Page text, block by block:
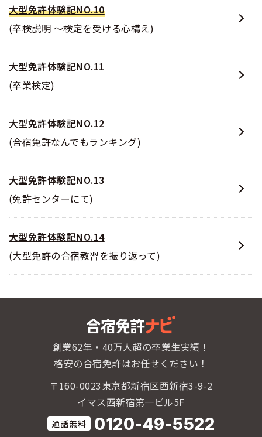
大型免許体験記NO.10
(卒検説明 ～検定を受ける心構え)
大型免許体験記NO.11
(卒業検定)
大型免許体験記NO.12
(合宿免許なんでもランキング)
大型免許体験記NO.13
(免許センターにて)
大型免許体験記NO.14
(大型免許の合宿教習を振り返って)
創業62年・40万人超の卒業生実績！
格安の合宿免許はお任せください！
〒160-0023東京都新宿区西新宿3-9-2
イマス西新宿第一ビル5F
0120-49-5522